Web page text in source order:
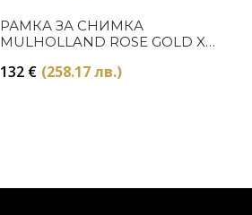
Купи
РАМКА ЗА СНИМКА
MULHOLLAND ROSE GOLD XL
132 € (258.17 лв.)